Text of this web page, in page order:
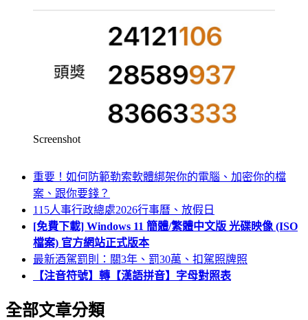
Screenshot
重要！如何防範勒索軟體綁架你的電腦、加密你的檔
案、跟你要錢？
115人事行政總處2026行事曆、放假日
[免費下載] Windows 11 簡體/繁體中文版 光碟映像 (ISO
檔案) 官方網站正式版本
最新酒駕罰則：關3年、罰30萬、扣駕照牌照
【注音符號】轉【漢語拼音】字母對照表
全部文章分類